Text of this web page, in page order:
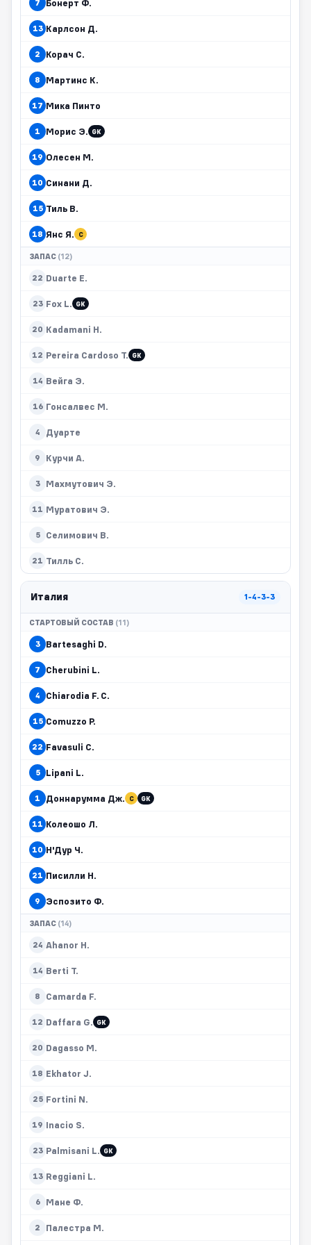
7 Бонерт Ф.
13 Карлсон Д.
2 Корач С.
8 Мартинс К.
17 Мика Пинто
1 Морис Э. GK
19 Олесен М.
10 Синани Д.
15 Тиль В.
18 Янс Я. C
ЗАПАС (12)
22 Duarte E.
23 Fox L. GK
20 Kadamani H.
12 Pereira Cardoso T. GK
14 Вейга Э.
16 Гонсалвес М.
4 Дуарте
9 Курчи А.
3 Махмутович Э.
11 Муратович Э.
5 Селимович В.
21 Тилль С.
Италия 1-4-3-3
СТАРТОВЫЙ СОСТАВ (11)
3 Bartesaghi D.
7 Cherubini L.
4 Chiarodia F. C.
15 Comuzzo P.
22 Favasuli C.
5 Lipani L.
1 Доннарумма Дж. C GK
11 Колеошо Л.
10 Н'Дур Ч.
21 Писилли Н.
9 Эспозито Ф.
ЗАПАС (14)
24 Ahanor H.
14 Berti T.
8 Camarda F.
12 Daffara G. GK
20 Dagasso M.
18 Ekhator J.
25 Fortini N.
19 Inacio S.
23 Palmisani L. GK
13 Reggiani L.
6 Мане Ф.
2 Палестра М.